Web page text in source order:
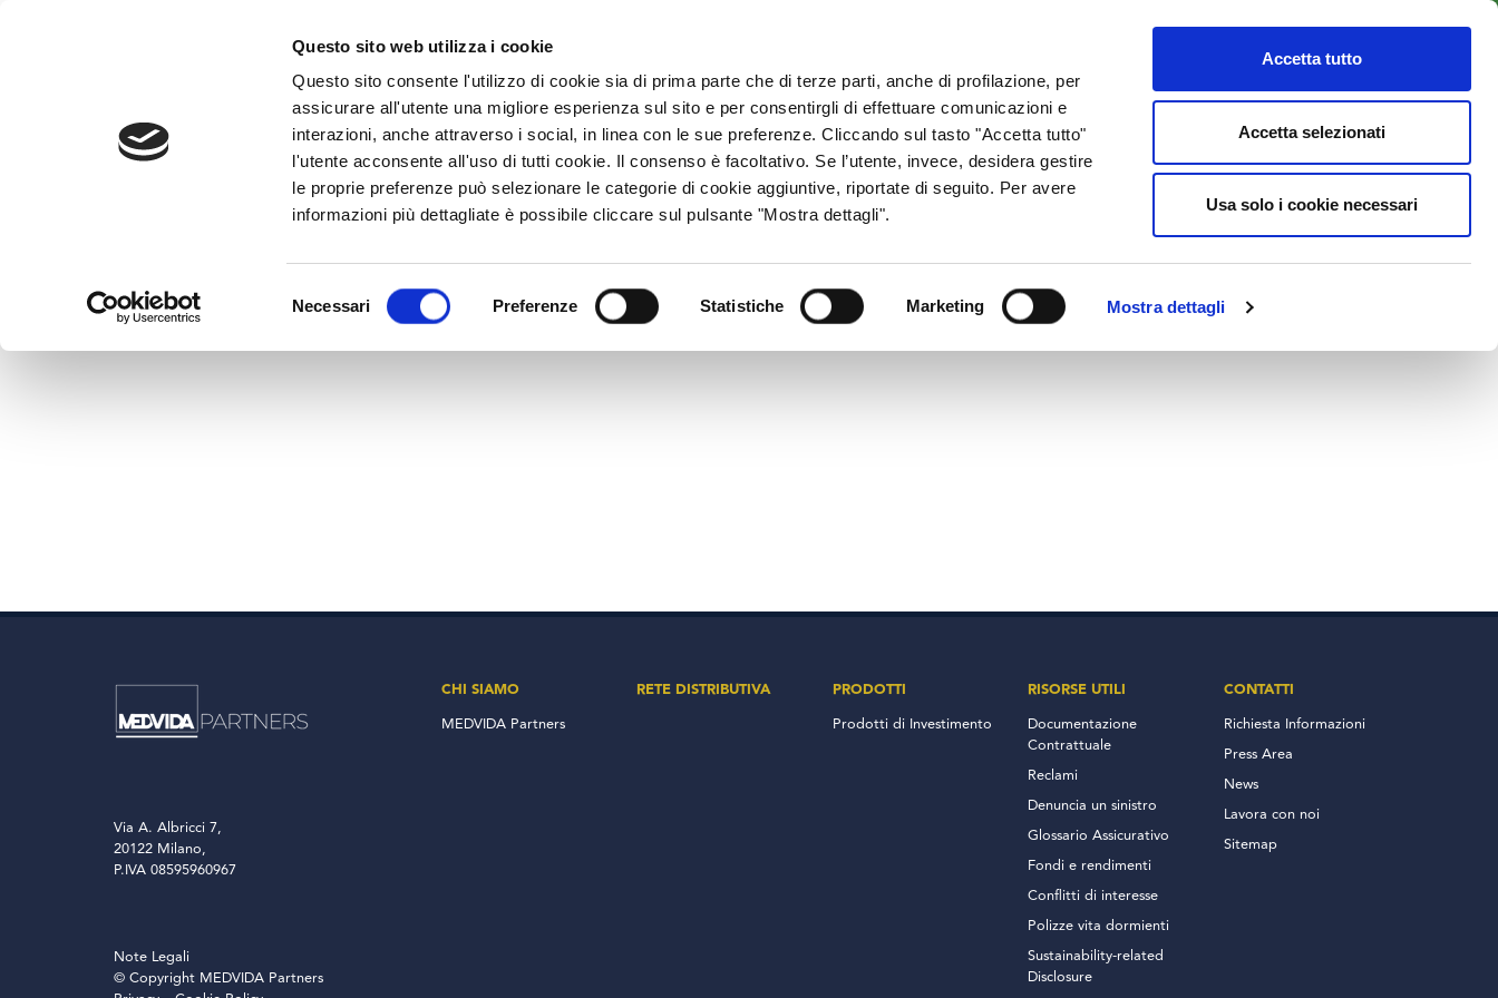
Questo sito web utilizza i cookie
Questo sito consente l'utilizzo di cookie sia di prima parte che di terze parti, anche di profilazione, per
assicurare all'utente una migliore esperienza sul sito e per consentirgli di effettuare comunicazioni e
interazioni, anche attraverso i social, in linea con le sue preferenze. Cliccando sul tasto "Accetta tutto"
l'utente acconsente all'uso di tutti cookie. Il consenso è facoltativo. Se l’utente, invece, desidera gestire
le proprie preferenze può selezionare le categorie di cookie aggiuntive, riportate di seguito. Per avere
informazioni più dettagliate è possibile cliccare sul pulsante "Mostra dettagli".
Necessari Preferenze Statistiche Marketing Mostra dettagli
Accetta tutto
Accetta selezionati
Usa solo i cookie necessari
CHI SIAMO RETE DISTRIBUTIVA PRODOTTI RISORSE UTILI NEWS & BLOG CONTATTI
Home>
IE0009515622
Via A. Albricci 7,
20122 Milano,
P.IVA 08595960967
Note Legali
© Copyright MEDVIDA Partners
CHI SIAMO
MEDVIDA Partners
RETE DISTRIBUTIVA PRODOTTI
Prodotti di Investimento
RISORSE UTILI
Documentazione
Contrattuale
Reclami
Denuncia un sinistro
Glossario Assicurativo
Fondi e rendimenti
Conflitti di interesse
Polizze vita dormienti
Sustainability-related
Disclosure
CONTATTI
Richiesta Informazioni
Press Area
News
Lavora con noi
Sitemap